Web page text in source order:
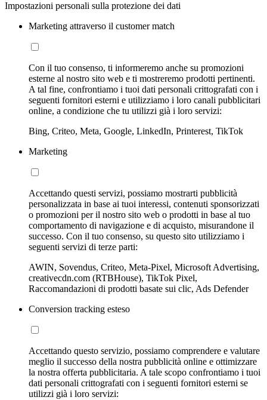
Impostazioni personali sulla protezione dei dati
Marketing attraverso il customer match
Con il tuo consenso, ti informeremo anche su promozioni
esterne al nostro sito web e ti mostreremo prodotti pertinenti.
A tal fine, confrontiamo i tuoi dati personali crittografati con i
seguenti fornitori esterni e utilizziamo i loro canali pubblicitari
online, a condizione che tu utilizzi già i loro servizi:
Bing, Criteo, Meta, Google, LinkedIn, Printerest, TikTok
Marketing
Accettando questi servizi, possiamo mostrarti pubblicità
personalizzata in base ai tuoi interessi, contenuti sponsorizzati
o promozioni per il nostro sito web o prodotti in base al tuo
comportamento di navigazione e di acquisto, misurandone il
successo. Con il tuo consenso, su questo sito utilizziamo i
seguenti servizi di terze parti:
AWIN, Sovendus, Criteo, Meta-Pixel, Microsoft Advertising,
creativecdn.com (RTBHouse), TikTok Pixel,
Raccomandazioni di prodotti basate sui clic, Ads Defender
Conversion tracking esteso
Accettando questo servizio, possiamo comprendere e valutare
meglio il successo della nostra pubblicità online e ottimizzare
la nostra offerta pubblicitaria. A tale scopo confrontiamo i tuoi
dati personali crittografati con i seguenti fornitori esterni se
utilizzi già i loro servizi: